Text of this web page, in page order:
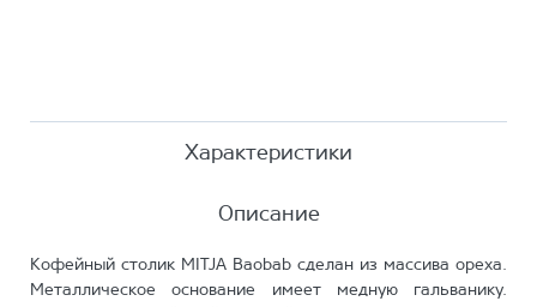
Характеристики
Описание
Кофейный столик MITJA Baobab сделан из массива ореха.
Металлическое основание имеет медную гальванику.